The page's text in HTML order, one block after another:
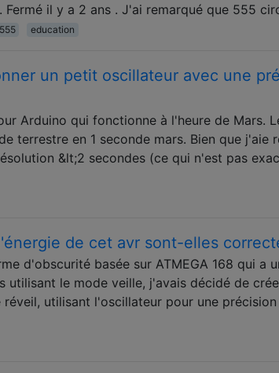
il y a 2 ans . J'ai remarqué que 555
555 education
un petit oscillateur avec une
Arduino qui fonctionne à l'heure de Mars.
terrestre en 1 seconde mars. Bien que j'aie
&lt;2 secondes (ce qui n'est pas
de cet avr sont-elles
d'obscurité basée sur ATMEGA 168 qui a
utilisant le mode veille, j'avais décidé de
utilisant l'oscillateur pour une précision